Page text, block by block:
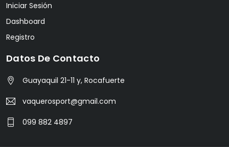
Iniciar Sesión
Dashboard
Registro
Datos De Contacto
Guayaquil 21-11 y, Rocafuerte
vaquerosport@gmail.com
099 882 4897